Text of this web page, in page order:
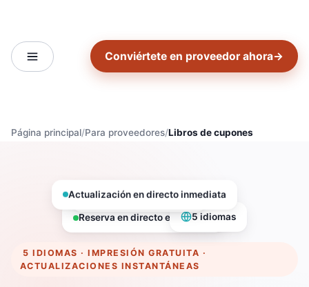
Conviértete en proveedor ahora→
Página principal Para proveedores Libros de cupones
5 IDIOMAS · IMPRESIÓN GRATUITA ·
ACTUALIZACIONES INSTANTÁNEAS
Reserva en directo en 14 días.5 idiomas
85 % se queda contigo
Actualización en directo inmediata